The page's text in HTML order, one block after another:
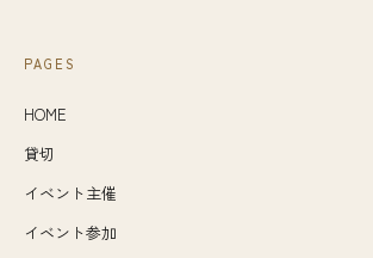
PAGES
HOME
貸切
イベント主催
イベント参加